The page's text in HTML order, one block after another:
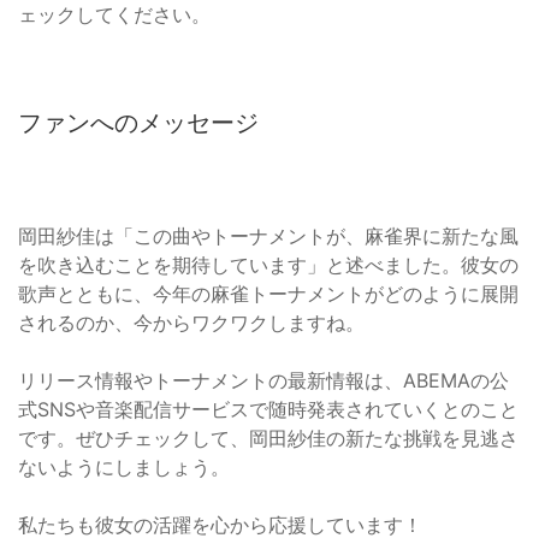
ェックしてください。
ファンへのメッセージ
岡田紗佳は「この曲やトーナメントが、麻雀界に新たな風
を吹き込むことを期待しています」と述べました。彼女の
歌声とともに、今年の麻雀トーナメントがどのように展開
されるのか、今からワクワクしますね。
リリース情報やトーナメントの最新情報は、ABEMAの公
式SNSや音楽配信サービスで随時発表されていくとのこと
です。ぜひチェックして、岡田紗佳の新たな挑戦を見逃さ
ないようにしましょう。
私たちも彼女の活躍を心から応援しています！